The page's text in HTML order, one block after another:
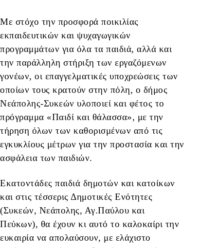
Με στόχο την προσφορά ποικιλίας
εκπαιδευτικών και ψυχαγωγικών
προγραμμάτων για όλα τα παιδιά, αλλά και
την παράλληλη στήριξη των εργαζόμενων
γονέων, οι επαγγελματικές υποχρεώσεις των
οποίων τους κρατούν στην πόλη, ο δήμος
Νεάπολης-Συκεών υλοποιεί και φέτος το
πρόγραμμα «Παιδί και θάλασσα», με την
τήρηση όλων των καθορισμένων από τις
εγκυκλίους μέτρων για την προστασία και την
ασφάλεια των παιδιών.
Εκατοντάδες παιδιά δημοτών και κατοίκων
και στις τέσσερις Δημοτικές Ενότητες
(Συκεών, Νεάπολης, Αγ.Παύλου και
Πεύκων), θα έχουν κι αυτό το καλοκαίρι την
ευκαιρία να απολαύσουν, με ελάχιστο